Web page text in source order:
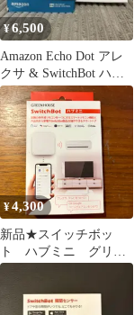
¥6,500
Amazon Echo Dot アレ
クサ & SwitchBot ハブ
ミニセット
¥4,300
新品★スイッチボッ
ト ハブミニ グリー
ンハウス